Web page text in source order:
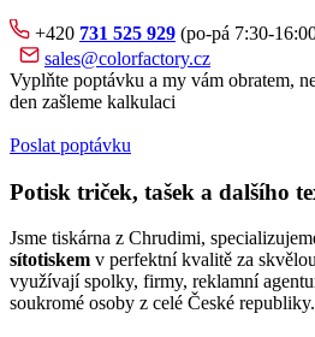
+420 731 525 929 (po-pá 7:30-
sales@colorfactory.cz
Vyplňte poptávku a my vám obratem,
den zašleme kalkulaci
Poslat poptávku
Potisk triček, tašek a dalšího
Jsme tiskárna z Chrudimi,
sítotiskem v perfektní kvalitě za
využívají spolky, firmy, reklamní
soukromé osoby z celé České republiky.